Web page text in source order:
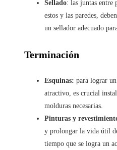
Sellado: las juntas entre
estos y las paredes,
un sellador adecuado
Terminación
Esquinas: para lograr un
atractivo, es crucial
molduras necesarias.
Pinturas y
y prolongar la vida útil
tiempo que se logra un